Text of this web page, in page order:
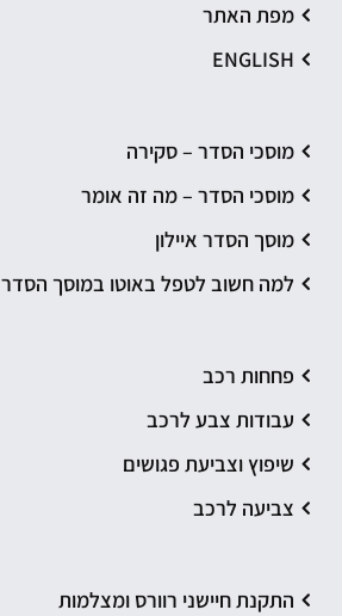
מפת האתר
ENGLISH
מוסכי הסדר – סקירה
מוסכי הסדר – מה זה אומר
מוסך הסדר איילון
למה חשוב לטפל באוטו במוסך הסדר
פחחות רכב
עבודות צבע לרכב
שיפוץ וצביעת פגושים
צביעה לרכב
התקנת חיישני רוורס ומצלמות